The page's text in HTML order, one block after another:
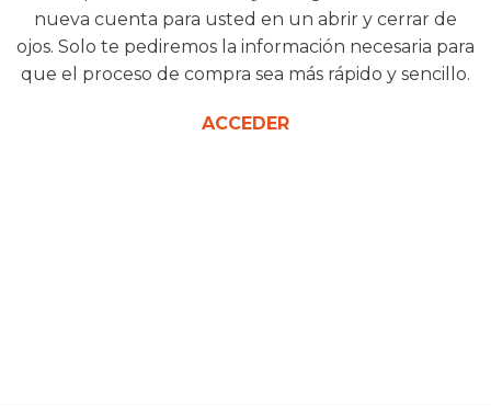
nueva cuenta para usted en un abrir y cerrar de
ojos. Solo te pediremos la información necesaria para
que el proceso de compra sea más rápido y sencillo.
ACCEDER